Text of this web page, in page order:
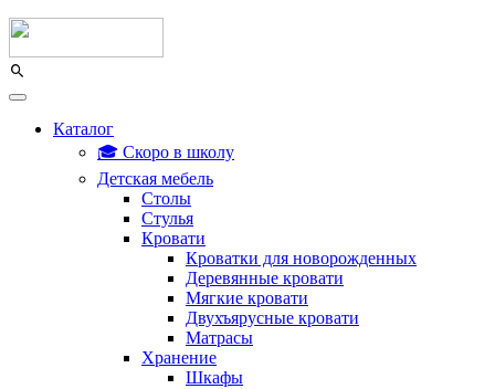
Каталог
🎓 Скоро в школу
Детская мебель
Столы
Стулья
Кровати
Кроватки для новорожденных
Деревянные кровати
Мягкие кровати
Двухъярусные кровати
Матрасы
Хранение
Шкафы